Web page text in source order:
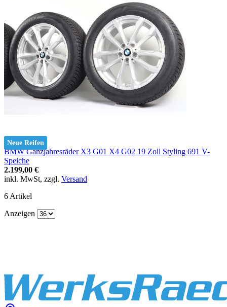
Neue Reifen
BMW Ganzjahresräder X3 G01 X4 G02 19 Zoll Styling 691 V-
Speiche
2.199,00 €
inkl. MwSt, zzgl. Versand
6 Artikel
Anzeigen